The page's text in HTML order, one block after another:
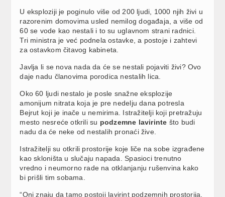
U eksploziji je poginulo više od 200 ljudi, 1000 njih živi u
razorenim domovima usled nemilog događaja, a više od
60 se vode kao nestali i to su uglavnom strani radnici.
Tri ministra je već podnela ostavke, a postoje i zahtevi
za ostavkom čitavog kabineta.
Javlja li se nova nada da će se nestali pojaviti živi? Ovo
daje nadu članovima porodica nestalih lica.
Oko 60 ljudi nestalo je posle snažne eksplozije
amonijum nitrata koja je pre nedelju dana potresla
Bejrut koji je inače u nemirima. Istražitelji koji pretražuju
mesto nesreće otkrili su podzemne lavirinte što budi
nadu da će neke od nestalih pronaći žive.
Istražitelji su otkrili prostorije koje liče na sobe izgrađene
kao skloništa u slučaju napada. Spasioci trenutno
vredno i neumorno rade na otklanjanju rušenvina kako
bi prišli tim sobama.
“Oni znaju da tamo postoji lavirint podzemnih prostorija,